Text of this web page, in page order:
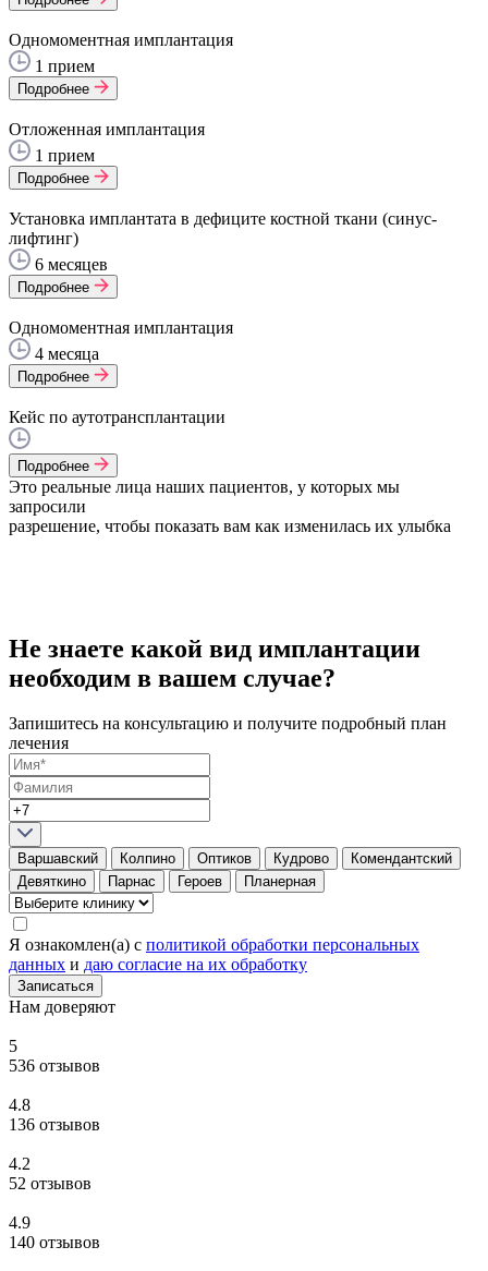
Одномоментная имплантация
1 прием
Подробнее
Отложенная имплантация
1 прием
Подробнее
Установка имплантата в дефиците костной ткани (синус-
лифтинг)
6 месяцев
Подробнее
Одномоментная имплантация
4 месяца
Подробнее
Кейс по аутотрансплантации
Подробнее
Это реальные лица наших пациентов, у которых мы
запросили
разрешение, чтобы показать вам как изменилась их улыбка
Не знаете какой вид имплантации
необходим в вашем случае?
Запишитесь на консультацию и получите подробный план
лечения
Варшавский Колпино Оптиков Кудрово
Комендантский
Девяткино
Парнас Героев Планерная
Я ознакомлен(а) с политикой обработки персональных
данных и даю согласие на их обработку
Записаться
Нам доверяют
5
536 отзывов
4.8
136 отзывов
4.2
52 отзывов
4.9
140 отзывов